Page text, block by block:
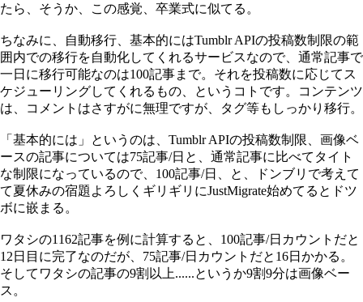
たら、そうか、この感覚、卒業式に似てる。
ちなみに、自動移行、基本的にはTumblr APIの投稿数制限の範
囲内での移行を自動化してくれるサービスなので、通常記事で
一日に移行可能なのは100記事まで。それを投稿数に応じてス
ケジューリングしてくれるもの、というコトです。コンテンツ
は、コメントはさすがに無理ですが、タグ等もしっかり移行。
「基本的には」というのは、Tumblr APIの投稿数制限、画像ベ
ースの記事については75記事/日と、通常記事に比べてタイト
な制限になっているので、100記事/日、と、ドンブリで考えて
て夏休みの宿題よろしくギリギリにJustMigrate始めてるとドツ
ボに嵌まる。
ワタシの1162記事を例に計算すると、100記事/日カウントだと
12日目に完了なのだが、75記事/日カウントだと16日かかる。
そしてワタシの記事の9割以上......というか9割9分は画像ベー
ス。